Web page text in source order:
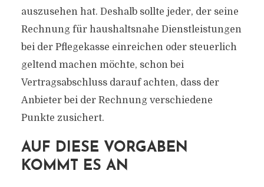
auszusehen hat. Deshalb sollte jeder, der seine
Rechnung für haushaltsnahe Dienstleistungen
bei der Pflegekasse einreichen oder steuerlich
geltend machen möchte, schon bei
Vertragsabschluss darauf achten, dass der
Anbieter bei der Rechnung verschiedene
Punkte zusichert.
AUF DIESE VORGABEN
KOMMT ES AN